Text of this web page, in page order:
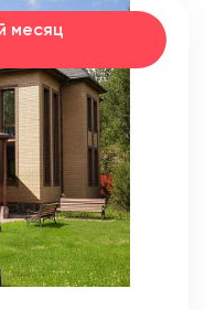
месяц